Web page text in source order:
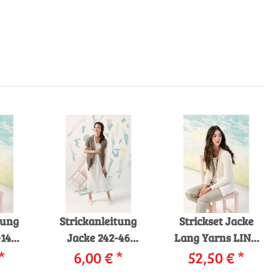
Strickanleitung
Jacke 242-46
LANGYARNS
STELLINA / FILO als
6,00 €*
Strickset Jacke
Lang Yarns LINO
mit Anleitung in
garnwelt-Box
52,50 €*